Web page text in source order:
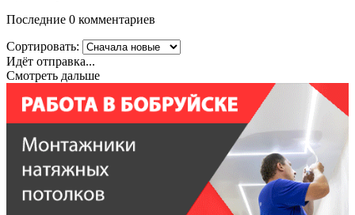
Последние 0 комментариев
Сортировать:
Идёт отправка...
Смотреть дальше